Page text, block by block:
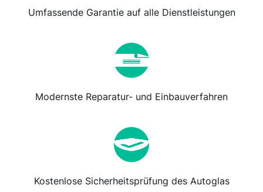
Umfassende Garantie auf alle Dienstleistungen
Modernste Reparatur- und Einbauverfahren
Kostenlose Sicherheitsprüfung des Autoglas